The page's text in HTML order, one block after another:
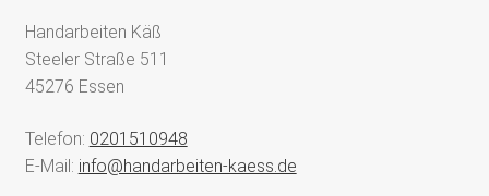
Handarbeiten Käß
Steeler Straße 511
45276 Essen
Telefon: 0201510948
E-Mail: info@handarbeiten-kaess.de